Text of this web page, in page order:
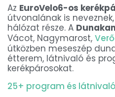
Az EuroVelo6-os
útvonalának is
hálózat része. A
Vácot, Nagymarost,
útközben meseszép
étterem, látnivaló és
kerékpárosokat.
25+ program és